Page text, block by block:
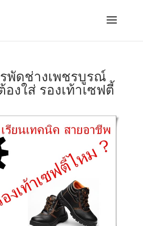
พัดช่างเพชรบูรณ์
งใส่ รองเท้าเซฟตี้